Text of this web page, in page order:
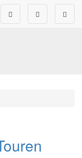
Tourenfahrer